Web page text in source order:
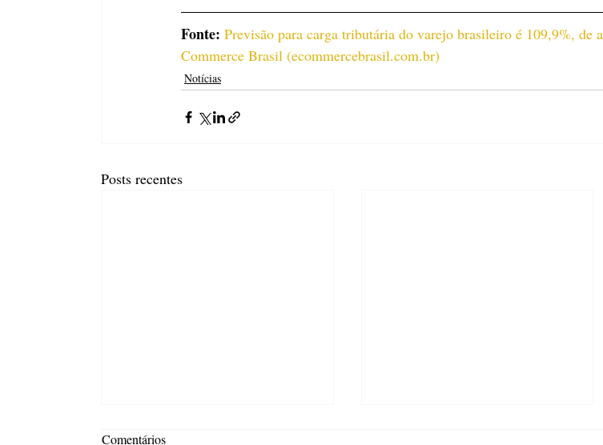
Fonte: Previsão para carga tributária do varejo brasileiro é 109,9%, de
Commerce Brasil (ecommercebrasil.com.br)
Notícias
Posts recentes
Comentários